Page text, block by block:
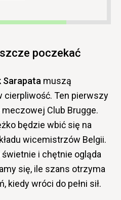
poczekać
Sarapata muszą
cierpliwość. Ten pierwszy
meczowej Club Brugge.
będzie wbić się na
wicemistrzów Belgii.
i chętnie ogląda
się, ile szans otrzyma
kiedy wróci do pełni sił.